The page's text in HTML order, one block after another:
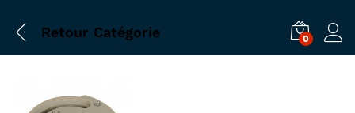
Retour Catégorie 0